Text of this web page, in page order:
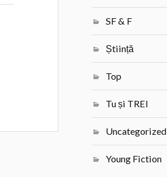
SF & F
Știință
Top
Tu și TREI
Uncategorized
Young Fiction